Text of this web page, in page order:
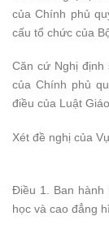
của Chính phủ
cấu tổ chức của
Căn cứ Nghị định
của Chính phủ
điều của Luật
Xét đề nghị của
Điều 1.
Ban hành
học và cao đẳng